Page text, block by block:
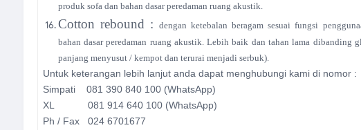
produk sofa dan bahan dasar peredaman ruang akustik.
Cotton rebound :dengan ketebalan beragam sesuai fungsi
bahan dasar peredaman ruang akustik. Lebih baik dan tahan lama dibanding
panjang menyusut / kempot dan terurai menjadi serbuk).
Untuk keterangan lebih lanjut anda dapat menghubungi kami di nomor :
Simpati 081 390 840 100 (WhatsApp)
XL 081 914 640 100 (WhatsApp)
Ph / Fax 024 6701677